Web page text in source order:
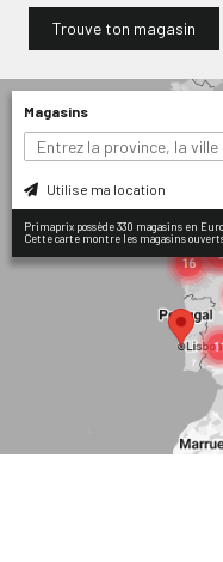
Trouve ton magasin
Magasins
Utilise ma location
Primaprix possède 330 magasins en
Cette carte montre les magasins